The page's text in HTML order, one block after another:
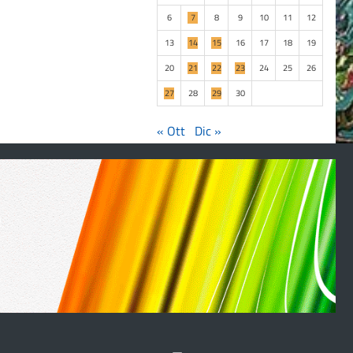
6
7 8 9 10 11
12
13
14 15 16 17 18
19
20
21 22 23 24 25
26
27
28 29 30
« Ott Dic »